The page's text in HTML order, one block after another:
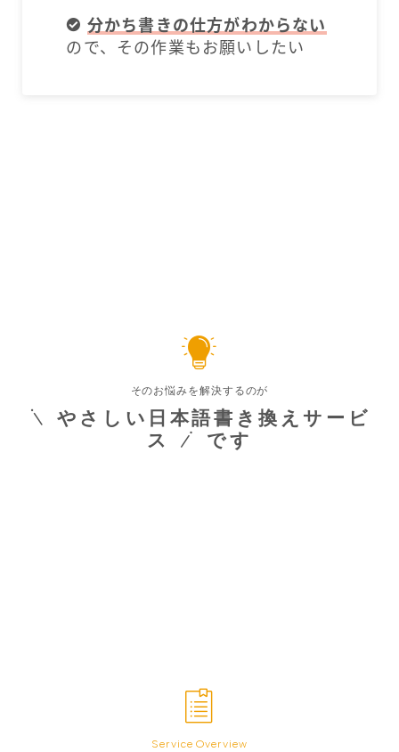
分かち書きの仕方がわからない
ので、その作業もお願いしたい
そのお悩みを解決するのが
やさしい日本語書き換えサービ
ス
です
Service Overview